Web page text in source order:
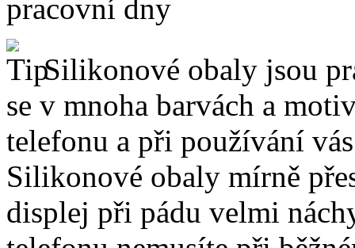
pracovní dny
Silikonové obaly jsou
se v mnoha barvách a
telefonu a při používání
Silikonové obaly mírně
displej při pádu velmi